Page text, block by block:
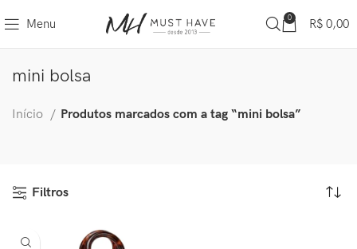
Menu 0 R$ 0,00
mini bolsa
Início Produtos marcados com a tag “mini bolsa”
Filtros